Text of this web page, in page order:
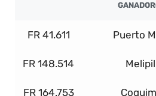
FR 41.611 Puerto
FR 148.514
FR 164.753